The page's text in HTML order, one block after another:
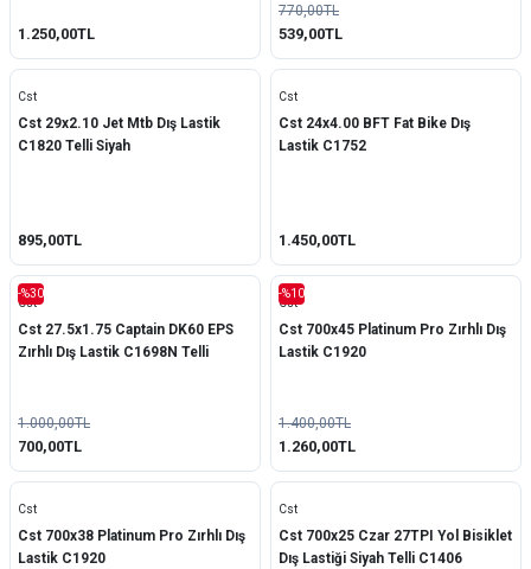
1.250,00TL
770,00TL
539,00TL
Cst
Cst 29x2.10 Jet Mtb Dış Lastik
C1820 Telli Siyah
895,00TL
Cst
Cst 24x4.00 BFT Fat Bike Dış
Lastik C1752
1.450,00TL
-%30
Cst
Cst 27.5x1.75 Captain DK60 EPS
Zırhlı Dış Lastik C1698N Telli
1.000,00TL
700,00TL
-%10
Cst
Cst 700x45 Platinum Pro Zırhlı Dış
Lastik C1920
1.400,00TL
1.260,00TL
Cst
Cst 700x38 Platinum Pro Zırhlı Dış
Lastik C1920
Cst
Cst 700x25 Czar 27TPI Yol Bisiklet
Dış Lastiği Siyah Telli C1406